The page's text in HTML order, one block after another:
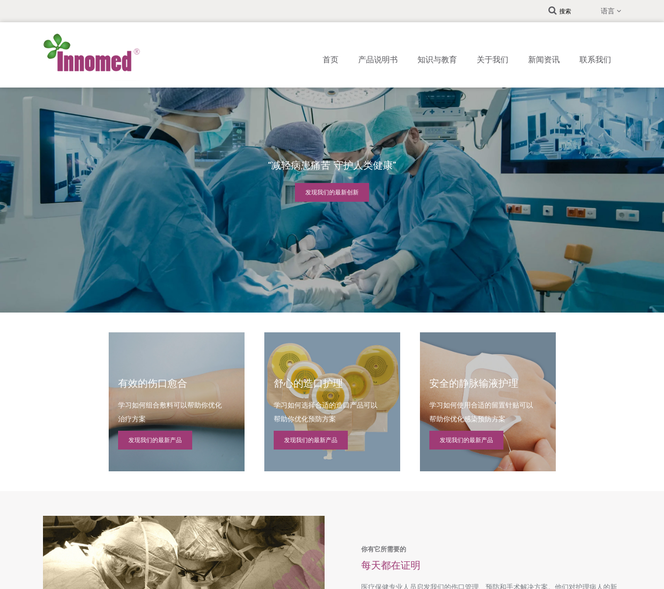
语言
搜索
首页 产品说明书 知识与教育 关于我们 新闻资讯 联系我们
“减轻病患痛苦 守护人类健康”
发现我们的最新创新
有效的伤口愈合
学习如何组合敷料可以帮助你优化
治疗方案
发现我们的最新产品
舒心的造口护理
学习如何选择合适的造口产品可以
帮助你优化预防方案
发现我们的最新产品
安全的静脉输液护理
学习如何使用合适的留置针贴可以
帮助你优化感染预防方案
发现我们的最新产品
你有它所需要的
每天都在证明
医疗保健专业人员启发我们的伤口管理、预防和手术解决方案。他们对护理病人的新